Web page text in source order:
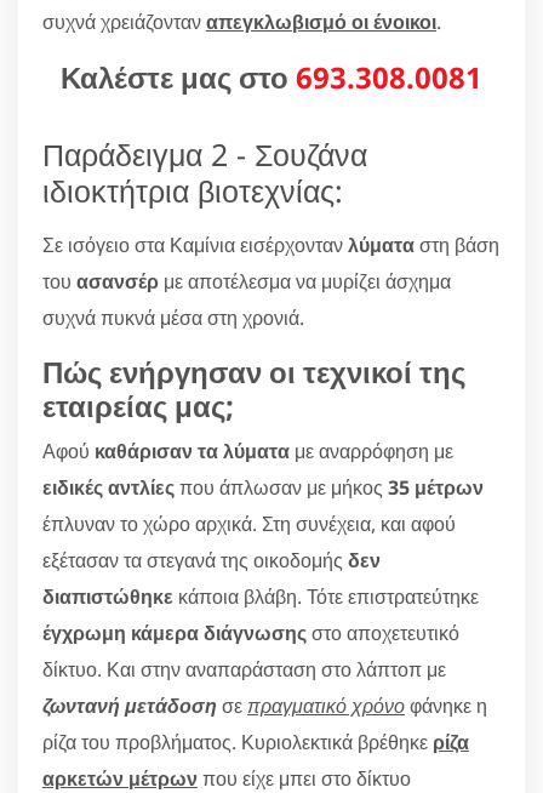
συχνά χρειάζονταναπεγκλωβισμό οι ένοικοι.
Καλέστε μας στο 693.308.0081
Παράδειγμα 2 - Σουζάνα
ιδιοκτήτρια βιοτεχνίας:
Σε ισόγειο στα Καμίνια εισέρχοντανλύματαστη βάση
του ασανσέρ με αποτέλεσμα να μυρίζει άσχημα
συχνά πυκνά μέσα στη χρονιά.
Πώς ενήργησαν οι τεχνικοί της
εταιρείας μας;
Αφού καθάρισαν τα λύματα με αναρρόφηση με
ειδικές αντλίεςπου άπλωσαν με μήκος 35 μέτρων
έπλυναν το χώρο αρχικά. Στη συνέχεια, και αφού
εξέτασαν τα στεγανά της οικοδομής δεν
διαπιστώθηκε κάποια βλάβη. Τότε επιστρατεύτηκε
έγχρωμη κάμερα διάγνωσηςστο αποχετευτικό
δίκτυο. Και στην αναπαράσταση στο λάπτοπ με
ζωντανή μετάδοση σε πραγματικό χρόνοφάνηκε η
ρίζα του προβλήματος. Κυριολεκτικά βρέθηκε ρίζα
αρκετών μέτρωνπου είχε μπει στο δίκτυο